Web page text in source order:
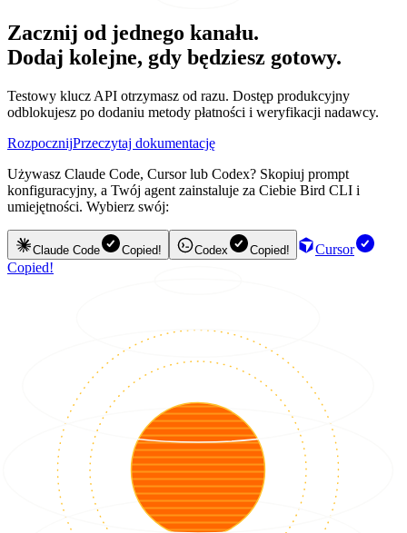
Zacznij od jednego kanału.
Dodaj kolejne, gdy będziesz gotowy.
Testowy klucz API otrzymasz od razu. Dostęp produkcyjny
odblokujesz po dodaniu metody płatności i weryfikacji nadawcy.
RozpocznijPrzeczytaj dokumentację
Używasz Claude Code, Cursor lub Codex? Skopiuj prompt
konfiguracyjny, a Twój agent zainstaluje za Ciebie Bird CLI i
umiejętności. Wybierz swój:
Claude Code Copied! Codex Copied!
Cursor
Copied!